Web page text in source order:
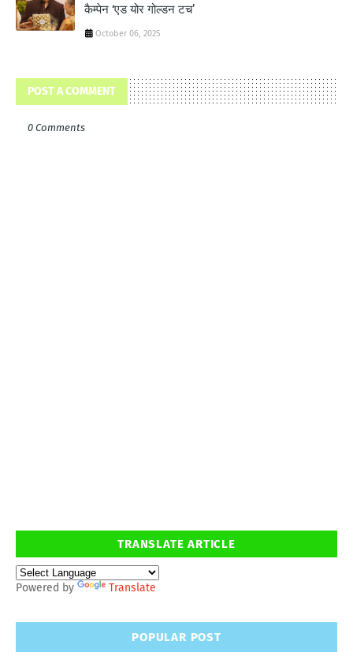
कैम्‍पेन ‘एड योर गोल्‍डन टच’
October 06, 2025
POST A COMMENT
0 Comments
TRANSLATE ARTICLE
Powered by Translate
POPULAR POST